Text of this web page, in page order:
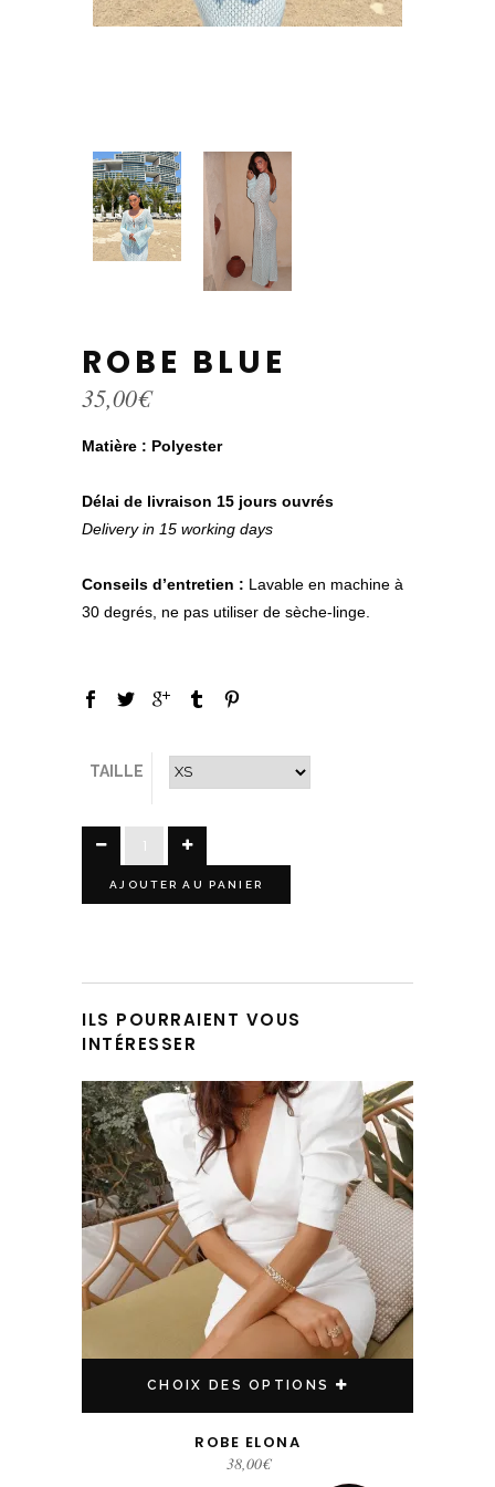
ROBE BLUE
35,00€
Matière : Polyester
Délai de livraison 15 jours ouvrés
Delivery in 15 working days
Conseils d’entretien : Lavable en machine à
30 degrés, ne pas utiliser de sèche-linge.
TAILLE
AJOUTER AU PANIER
ILS POURRAIENT VOUS
INTÉRESSER
CHOIX DES OPTIONS
Ce produit a plusieurs variations. Les options peuvent être choisies sur la page du produit
ROBE ELONA
38,00€